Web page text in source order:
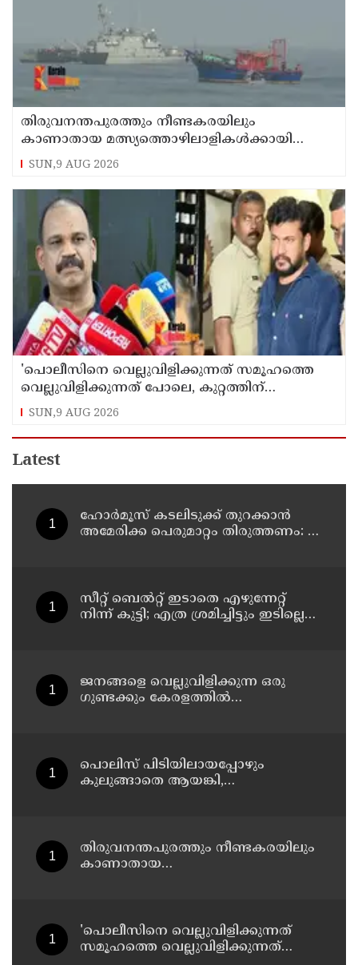
തിരുവനന്തപുരത്തും നീണ്ടകരയിലും
കാണാതായ മത്സ്യത്തൊഴിലാളികള്‍ക്കായി
തിരച്ചില്‍ പത്താം ദിവസത്തിലേക്ക്
SUN,9 AUG 2026
'പൊലീസിനെ വെല്ലുവിളിക്കുന്നത് സമൂഹത്തെ
വെല്ലുവിളിക്കുന്നത് പോലെ, കുറ്റത്തിന്
അനുസരിച്ച് ശിക്ഷ നല്‍കും':എഡിജിപി
SUN,9 AUG 2026
Latest
ഹോര്‍മൂസ് കടലിടുക്ക് തുറക്കാന്‍
അമേരിക്ക പെരുമാറ്റം തിരുത്തണം: 6
സീറ്റ് ബെല്‍റ്റ് ഇടാതെ എഴുന്നേറ്റ്
നിന്ന് കുട്ടി; എത്ര ശ്രമിച്ചിട്ടും ഇടില്ലെന്ന്
ജനങ്ങളെ വെല്ലുവിളിക്കുന്ന ഒരു
ഗുണ്ടക്കും കേരളത്തില്‍
പൊലിസ് പിടിയിലായപ്പോഴും
കുലുങ്ങാതെ ആയങ്കി,
തിരുവനന്തപുരത്തും നീണ്ടകരയിലും
കാണാതായ
'പൊലീസിനെ വെല്ലുവിളിക്കുന്നത്
സമൂഹത്തെ വെല്ലുവിളിക്കുന്നത്